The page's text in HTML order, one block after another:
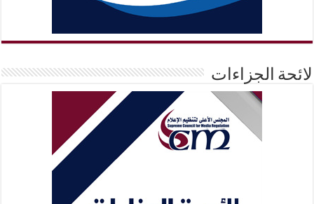
لائحة الجزاءات